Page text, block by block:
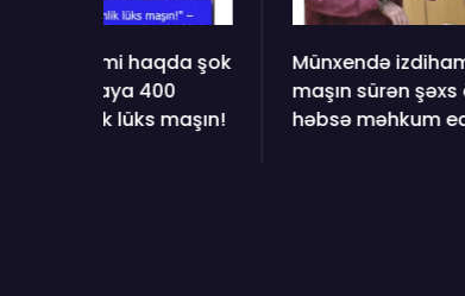
Münxendə izdihamın üzərinə
maşın sürən şəxs ömürlük
həbsə məhkum edilibqirmizi